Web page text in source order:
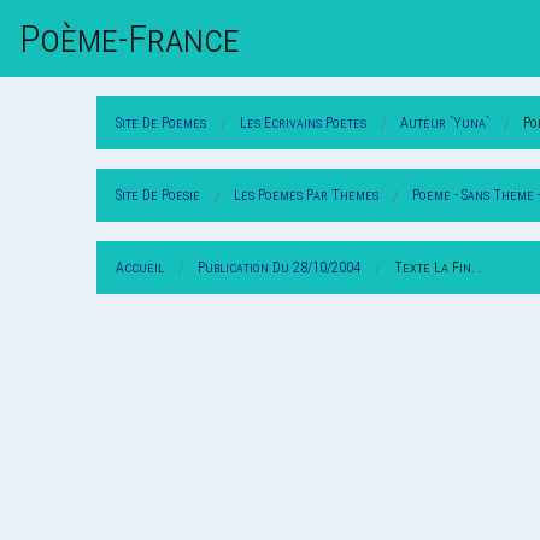
Poème-FrAnce
Site De Poemes Les Ecrivains Poetes Auteur `Yuna`
Site De Poesie Les Poemes Par Themes Poeme - Sans Theme -
Accueil Publication Du 28/10/2004 Texte La Fin. .